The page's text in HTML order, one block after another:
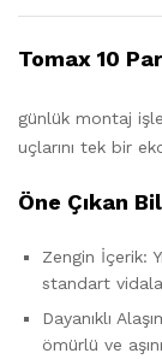
Tomax 10
günlük montaj
uçlarını tek bir
Öne Çıkan
Zengin İçerik:
standart
Dayanıklı
ömürlü ve